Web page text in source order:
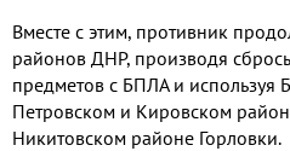
Вместе с этим, противник
районов ДНР, производя
предметов с БПЛА и используя
Петровском и Кировском
Никитовском районе Горловки.